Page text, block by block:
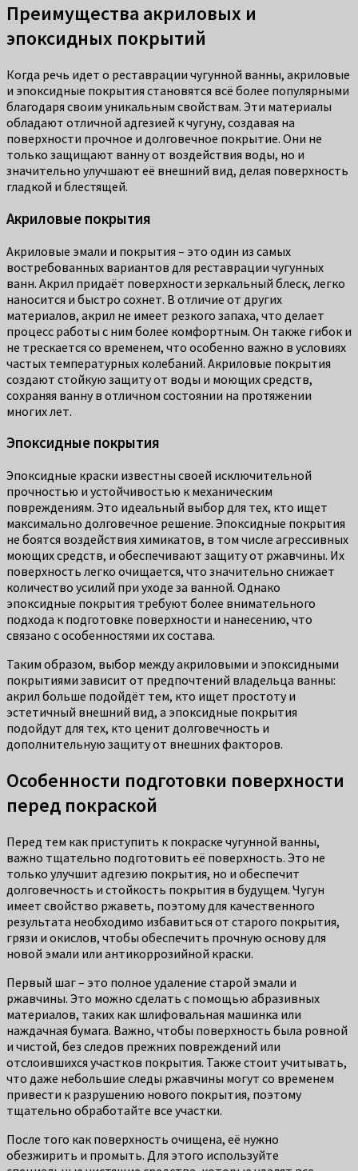
Преимущества акриловых и
эпоксидных покрытий
Когда речь идет о реставрации чугунной ванны, акриловые
и эпоксидные покрытия становятся всё более популярными
благодаря своим уникальным свойствам. Эти материалы
обладают отличной адгезией к чугуну, создавая на
поверхности прочное и долговечное покрытие. Они не
только защищают ванну от воздействия воды, но и
значительно улучшают её внешний вид, делая поверхность
гладкой и блестящей.
Акриловые покрытия
Акриловые эмали и покрытия – это один из самых
востребованных вариантов для реставрации чугунных
ванн. Акрил придаёт поверхности зеркальный блеск, легко
наносится и быстро сохнет. В отличие от других
материалов, акрил не имеет резкого запаха, что делает
процесс работы с ним более комфортным. Он также гибок и
не трескается со временем, что особенно важно в условиях
частых температурных колебаний. Акриловые покрытия
создают стойкую защиту от воды и моющих средств,
сохраняя ванну в отличном состоянии на протяжении
многих лет.
Эпоксидные покрытия
Эпоксидные краски известны своей исключительной
прочностью и устойчивостью к механическим
повреждениям. Это идеальный выбор для тех, кто ищет
максимально долговечное решение. Эпоксидные покрытия
не боятся воздействия химикатов, в том числе агрессивных
моющих средств, и обеспечивают защиту от ржавчины. Их
поверхность легко очищается, что значительно снижает
количество усилий при уходе за ванной. Однако
эпоксидные покрытия требуют более внимательного
подхода к подготовке поверхности и нанесению, что
связано с особенностями их состава.
Таким образом, выбор между акриловыми и эпоксидными
покрытиями зависит от предпочтений владельца ванны:
акрил больше подойдёт тем, кто ищет простоту и
эстетичный внешний вид, а эпоксидные покрытия
подойдут для тех, кто ценит долговечность и
дополнительную защиту от внешних факторов.
Особенности подготовки поверхности
перед покраской
Перед тем как приступить к покраске чугунной ванны,
важно тщательно подготовить её поверхность. Это не
только улучшит адгезию покрытия, но и обеспечит
долговечность и стойкость покрытия в будущем. Чугун
имеет свойство ржаветь, поэтому для качественного
результата необходимо избавиться от старого покрытия,
грязи и окислов, чтобы обеспечить прочную основу для
новой эмали или антикоррозийной краски.
Первый шаг – это полное удаление старой эмали и
ржавчины. Это можно сделать с помощью абразивных
материалов, таких как шлифовальная машинка или
наждачная бумага. Важно, чтобы поверхность была ровной
и чистой, без следов прежних повреждений или
отслоившихся участков покрытия. Также стоит учитывать,
что даже небольшие следы ржавчины могут со временем
привести к разрушению нового покрытия, поэтому
тщательно обработайте все участки.
После того как поверхность очищена, её нужно
обезжирить и промыть. Для этого используйте